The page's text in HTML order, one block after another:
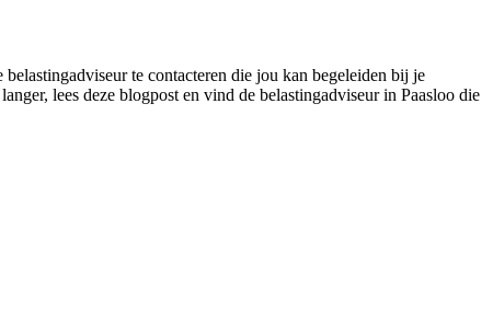
te contacteren die jou kan begeleiden bij je
lees deze blogpost en vind de belastingadviseur in Paasloo die